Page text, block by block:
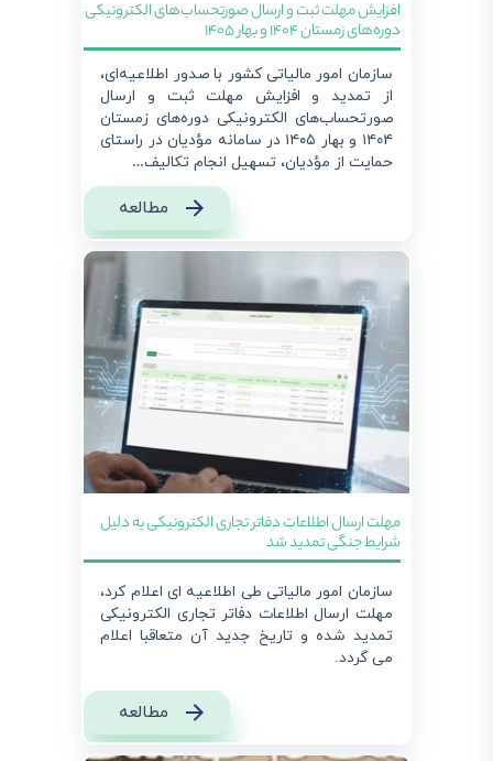
افزایش مهلت ثبت و ارسال صورتحساب‌های الکترونیکی
دوره‌های زمستان ۱۴۰۴ و بهار ۱۴۰۵
سازمان امور مالیاتی کشور با صدور اطلاعیه‌ای،
از تمدید و افزایش مهلت ثبت و ارسال
صورتحساب‌های الکترونیکی دوره‌های زمستان
۱۴۰۴ و بهار ۱۴۰۵ در سامانه مؤدیان در راستای
حمایت از مؤدیان، تسهیل انجام تکالیف…
مطالعه
مهلت ارسال اطلاعات دفاتر تجاری الکترونیکی به دلیل
شرایط جنگی تمدید شد
سازمان امور مالیاتی طی اطلاعیه ای اعلام کرد،
مهلت ارسال اطلاعات دفاتر تجاری الکترونیکی
تمدید شده و تاریخ جدید آن متعاقبا اعلام
می گردد.
مطالعه